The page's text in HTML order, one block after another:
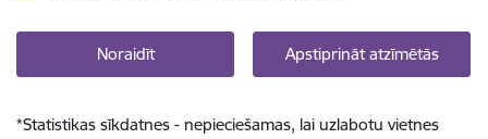
Noraidīt Apstiprināt atzīmētās
*Statistikas sīkdatnes - nepieciešamas, lai uzlabotu vietnes